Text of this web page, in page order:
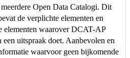
Open Data Catalogi. Dit
de verplichte elementen en
elementen waarover DCAT-AP
een uitspraak doet. Aanbevolen en
waarvoor geen bijkomende